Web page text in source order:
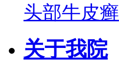
头部牛皮癣
关于我院